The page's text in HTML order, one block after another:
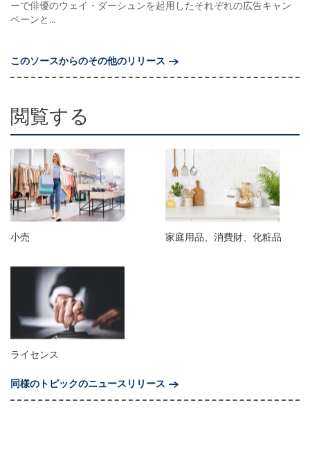
ーで俳優のウェイ・ダーシュンを起用したそれぞれの広告キャン
ペーンと...
このソースからのその他のリリース
閲覧する
小売 家庭用品、消費財、化粧品
ライセンス
同様のトピックのニュースリリース